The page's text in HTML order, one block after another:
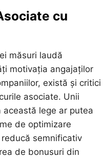
cu
măsuri laudă
motivația angajaților
există și critici
asociate. Unii
lege ar putea
de optimizare
semnificativ
de bonusuri din